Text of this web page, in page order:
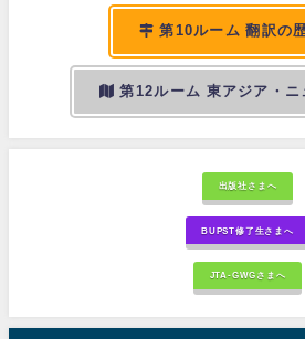
第10ルーム 翻訳の
第12ルーム 東アジア・ニ
出版社さまへ
BUPST修了生さまへ
JTA-GWGさまへ